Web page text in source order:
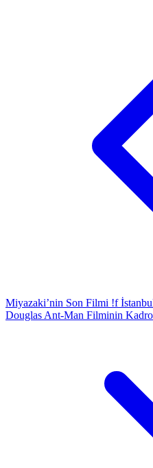
Miyazaki’nin Son Filmi !f
Douglas Ant-Man Filminin